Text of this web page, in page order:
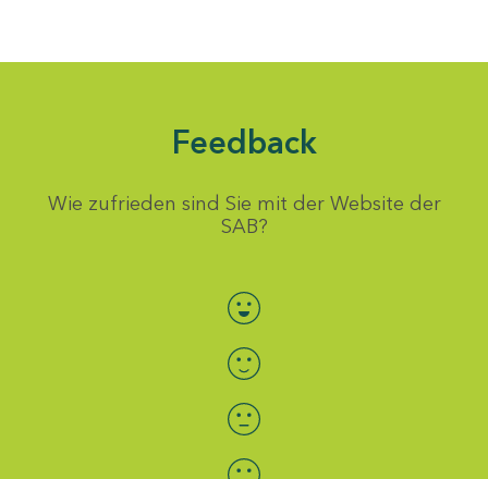
Feedback
Wie zufrieden sind Sie mit der Website der
SAB?
Bewertung auswählen